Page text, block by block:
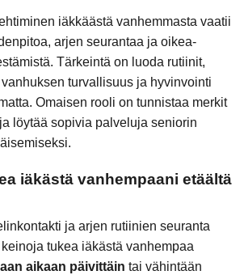
iäkkäästä vanhemmasta vaatii
arjen seurantaa ja oikea-
Tärkeintä on luoda rutiinit,
turvallisuus ja hyvinvointi
Omaisen rooli on tunnistaa merkit
löytää sopivia palveluja seniorin
iäkästä vanhempaani etäältä
ja arjen rutiinien seuranta
tukea iäkästä vanhempaa
aikaan päivittäin tai vähintään